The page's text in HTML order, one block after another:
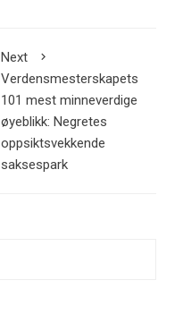
Next
Verdensmesterskapets
101 mest minneverdige
øyeblikk: Negretes
oppsiktsvekkende
saksespark